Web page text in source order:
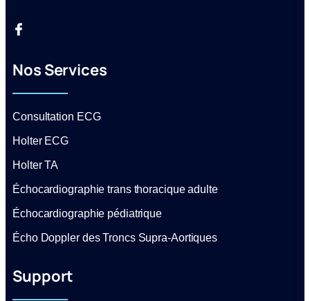
Nos Services
Consultation ECG
Holter ECG
Holter TA
Échocardiographie trans thoracique adulte
Échocardiographie pédiatrique
Écho Doppler des Troncs Supra-Aortiques
Support